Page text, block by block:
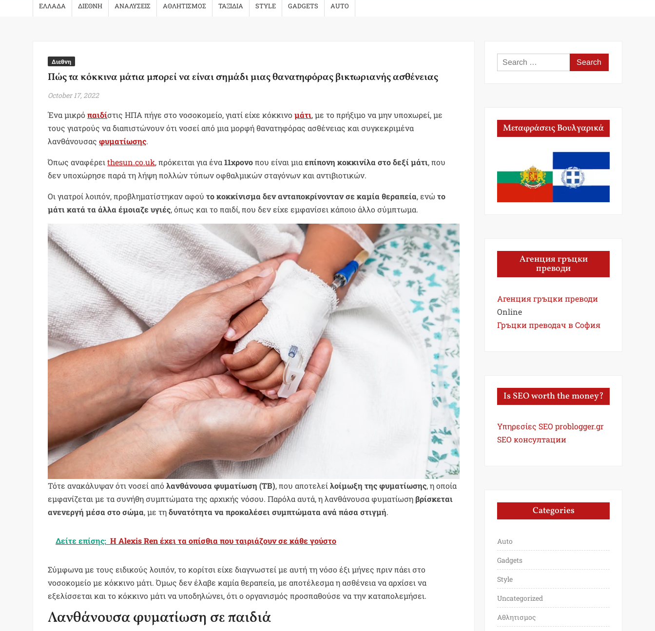
ΕΛΛΑΔΑ ΔΙΕΘΝΗ ΑΝΑΛΥΣΕΙΣ ΑΘΛΗΤΙΣΜΟΣ ΤΑΞΙΔΙΑ STYLE GADGETS AUTO
Διεθνη
Πώς τα κόκκινα μάτια μπορεί να είναι σημάδι μιας θανατηφόρας βικτωριανής ασθένειας
October 17, 2022
Ένα μικρόπαιδίστις ΗΠΑ πήγε στο νοσοκομείο, γιατί είχε κόκκινομάτι, με το πρήξιμο να μην υποχωρεί, με
τους γιατρούς να διαπιστώνουν ότι νοσεί από μια μορφή θανατηφόρας ασθένειας και συγκεκριμένα
λανθάνουσαςφυματίωσης.
Όπως αναφέρειthesun.co.uk, πρόκειται για ένα11χρονοπου είναι μιαεπίπονη κοκκινίλα στο δεξί μάτι, που
δεν υποχώρησε παρά τη λήψη πολλών τύπων οφθαλμικών σταγόνων και αντιβιοτικών.
Οι γιατροί λοιπόν, προβληματίστηκαν αφούτο κοκκίνισμα δεν ανταποκρίνονταν σε καμία θεραπεία, ενώτο
μάτι κατά τα άλλα έμοιαζε υγιές, όπως και το παιδί, που δεν είχε εμφανίσει κάποιο άλλο σύμπτωμα.
Τότε ανακάλυψαν ότι νοσεί απόλανθάνουσα φυματίωση (ΤΒ), που αποτελείλοίμωξη της φυματίωσης, η οποία
εμφανίζεται με τα συνήθη συμπτώματα της αρχικής νόσου. Παρόλα αυτά, η λανθάνουσα φυματίωση βρίσκεται
ανενεργή μέσα στο σώμα, με τηδυνατότητα να προκαλέσει συμπτώματα ανά πάσα στιγμή.
Δείτε επίσης: Η Alexis Ren έχει τα οπίσθια που ταιριάζουν σε κάθε γούστο
Σύμφωνα με τους ειδικούς λοιπόν, το κορίτσι είχε διαγνωστεί με αυτή τη νόσο έξι μήνες πριν πάει στο
νοσοκομείο με κόκκινο μάτι. Όμως δεν έλαβε καμία θεραπεία, με αποτέλεσμα η ασθένεια να αρχίσει να
εξελίσσεται και το κόκκινο μάτι να υποδηλώνει, ότι ο οργανισμός προσπαθούσε να την καταπολεμήσει.
Λανθάνουσα φυματίωση σε παιδιά
Search
for:
Μεταφράσεις Βουλγαρικά
Агенция гръцки
преводи
Агенция гръцки преводи
Online
Гръцки преводач в София
Is SEO worth the money?
Υπηρεσίες SEO problogger.gr
SEO консултации
Categories
Auto
Gadgets
Style
Uncategorized
Αθλητισμος